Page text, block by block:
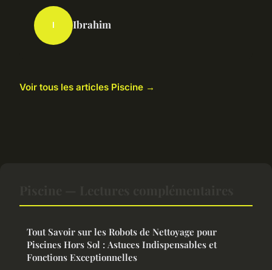
I Ibrahim
Voir tous les articles Piscine →
Tout Savoir sur les Robots de Nettoyage pour
Piscines Hors Sol : Astuces Indispensables et
Fonctions Exceptionnelles